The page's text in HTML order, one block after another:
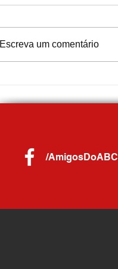
Diadema
Escreva um comentário
/AmigosDoABC